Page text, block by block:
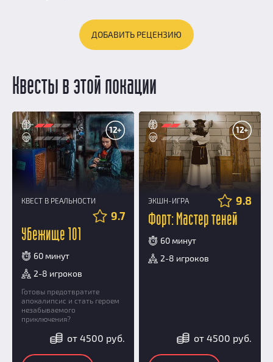
ДОБАВИТЬ РЕЦЕНЗИЮ
Квесты в этой локации
12+
КВЕСТ В РЕАЛЬНОСТИ
9.7
Убежище 101
60 минут
2-8 игроков
Готовы предотвратите
апокалипсис и стать героем
незабываемого
приключения?
от 4500 руб.
12+
ЭКШН-ИГРА 9.8
Форт: Мастер теней
60 минут
2-8 игроков
от 4500 руб.